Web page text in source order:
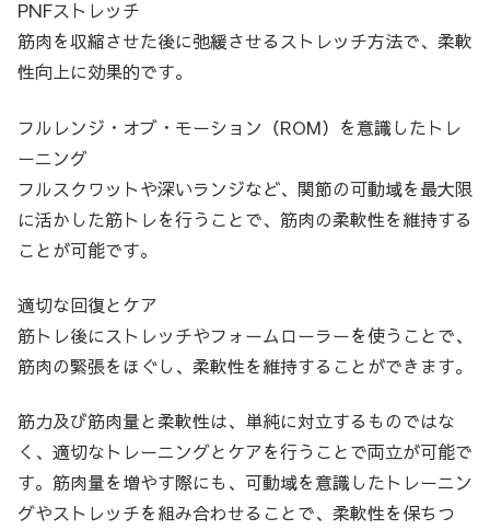
PNFストレッチ
筋肉を収縮させた後に弛緩させるストレッチ方法で、柔軟
性向上に効果的です。
フルレンジ・オブ・モーション（ROM）を意識したトレ
ーニング
フルスクワットや深いランジなど、関節の可動域を最大限
に活かした筋トレを行うことで、筋肉の柔軟性を維持する
ことが可能です。
適切な回復とケア
筋トレ後にストレッチやフォームローラーを使うことで、
筋肉の緊張をほぐし、柔軟性を維持することができます。
筋力及び筋肉量と柔軟性は、単純に対立するものではな
く、適切なトレーニングとケアを行うことで両立が可能で
す。筋肉量を増やす際にも、可動域を意識したトレーニン
グやストレッチを組み合わせることで、柔軟性を保ちつ